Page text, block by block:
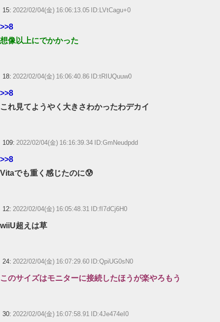
15: 2022/02/04(金) 16:06:13.05 ID:LVtCagu+0
>>8
想像以上にでかかった
18: 2022/02/04(金) 16:06:40.86 ID:tRIUQuuw0
>>8
これ見てようやく大きさわかったわデカイ
109: 2022/02/04(金) 16:16:39.34 ID:GmNeudpdd
>>8
Vitaでも重く感じたのに😰
12: 2022/02/04(金) 16:05:48.31 ID:fI7dCj6H0
wiiU超えは草
24: 2022/02/04(金) 16:07:29.60 ID:QpiUG0sN0
このサイズはモニターに接続したほうが楽やろもう
30: 2022/02/04(金) 16:07:58.91 ID:4Je474eI0